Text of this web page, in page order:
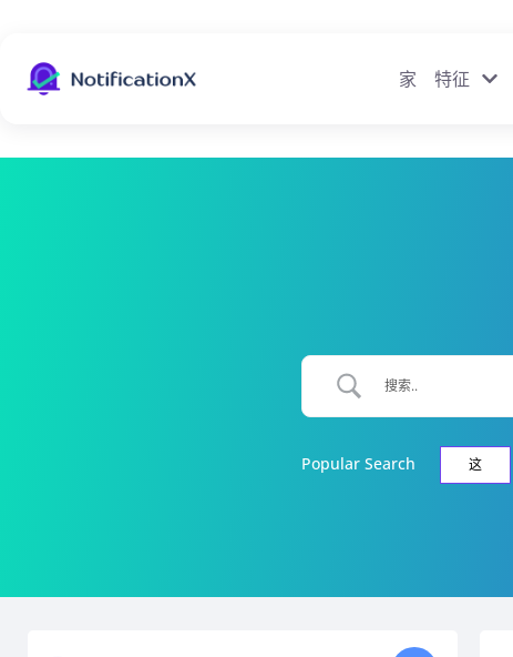
家 特征
Popular Search 这